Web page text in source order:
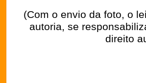
(Com o envio da foto, o
autoria, se
direito